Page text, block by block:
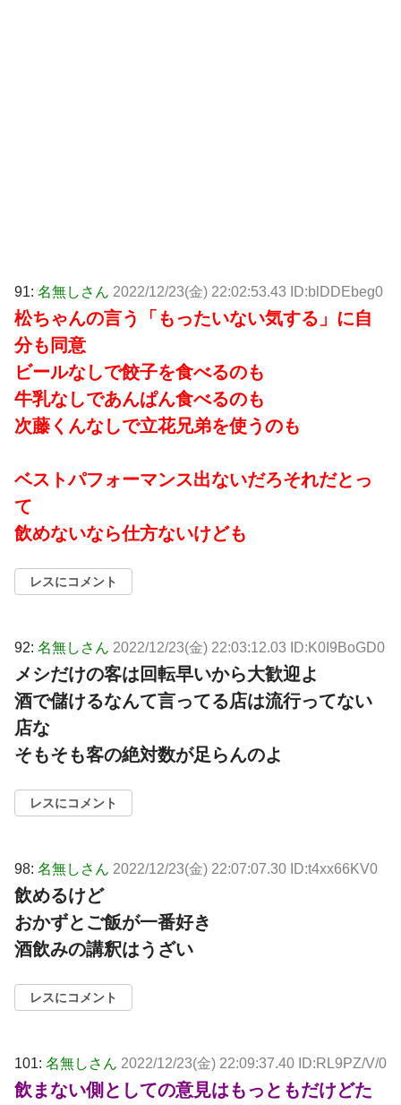
91: 名無しさん 2022/12/23(金) 22:02:53.43 ID:blDDEbeg0
松ちゃんの言う「もったいない気する」に自
分も同意
ビールなしで餃子を食べるのも
牛乳なしであんぱん食べるのも
次藤くんなしで立花兄弟を使うのも
ベストパフォーマンス出ないだろそれだとっ
て
飲めないなら仕方ないけども
レスにコメント
92: 名無しさん 2022/12/23(金) 22:03:12.03 ID:K0I9BoGD0
メシだけの客は回転早いから大歓迎よ
酒で儲けるなんて言ってる店は流行ってない
店な
そもそも客の絶対数が足らんのよ
レスにコメント
98: 名無しさん 2022/12/23(金) 22:07:07.30 ID:t4xx66KV0
飲めるけど
おかずとご飯が一番好き
酒飲みの講釈はうざい
レスにコメント
101: 名無しさん 2022/12/23(金) 22:09:37.40 ID:RL9PZ/V/0
飲まない側としての意見はもっともだけどた